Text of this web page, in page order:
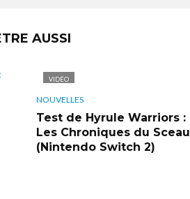
AUSSI
VIDÉO
NOUVELLES
Test de Hyrule Warriors :
Les Chroniques du Sceau
(Nintendo Switch 2)